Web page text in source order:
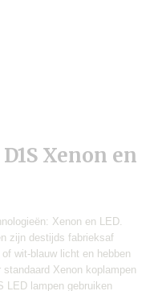
Xenon en
Xenon en LED.
zijn destijds fabrieksaf
wit-blauw licht en hebben
Xenon koplampen
LED lampen gebruiken